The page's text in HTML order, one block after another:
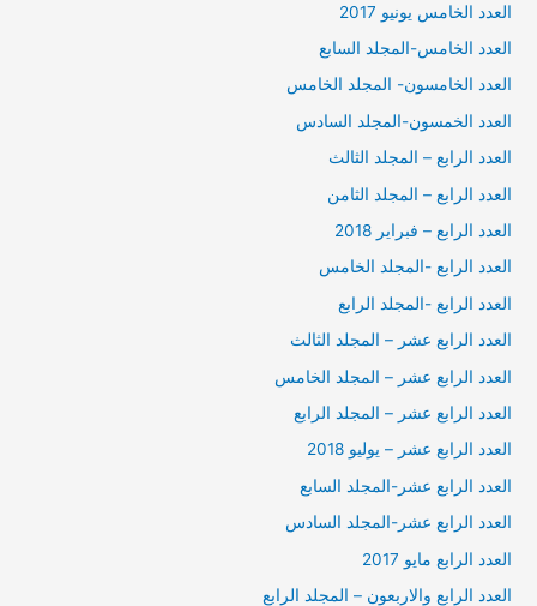
العدد الخامس يونيو 2017
العدد الخامس-المجلد السابع
العدد الخامسون- المجلد الخامس
العدد الخمسون-المجلد السادس
العدد الرابع – المجلد الثالث
العدد الرابع – المجلد الثامن
العدد الرابع – فبراير 2018
العدد الرابع -المجلد الخامس
العدد الرابع -المجلد الرابع
العدد الرابع عشر – المجلد الثالث
العدد الرابع عشر – المجلد الخامس
العدد الرابع عشر – المجلد الرابع
العدد الرابع عشر – يوليو 2018
العدد الرابع عشر-المجلد السابع
العدد الرابع عشر-المجلد السادس
العدد الرابع مايو 2017
العدد الرابع والاربعون – المجلد الرابع